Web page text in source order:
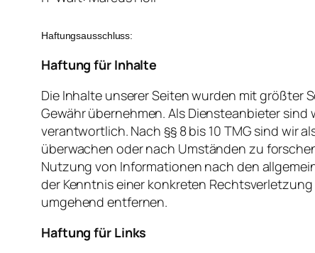
Haftungsausschluss:
Haftung für Inhalte
Die Inhalte unsererSeitenwurden mitgrößter
Gewährübernehmen.Als Diensteanbieter sind
verantwortlich. Nach §§ 8bis 10 TMG sind wir
überwachen odernach Umständen zu
Nutzung von Informationen nach den
der Kenntniseiner konkreten Rechtsverletzung
umgehend entfernen.
Haftung fürLinks